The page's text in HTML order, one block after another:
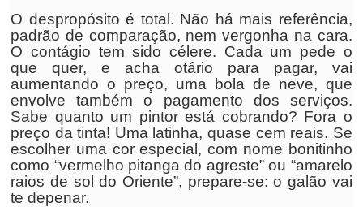
O despropósito é total. Não há mais referência,
padrão de comparação, nem vergonha na cara.
O contágio tem sido célere. Cada um pede o
que quer, e acha otário para pagar, vai
aumentando o preço, uma bola de neve, que
envolve também o pagamento dos serviços.
Sabe quanto um pintor está cobrando? Fora o
preço da tinta! Uma latinha, quase cem reais. Se
escolher uma cor especial, com nome bonitinho
como “vermelho pitanga do agreste” ou “amarelo
raios de sol do Oriente”, prepare-se: o galão vai
te depenar.